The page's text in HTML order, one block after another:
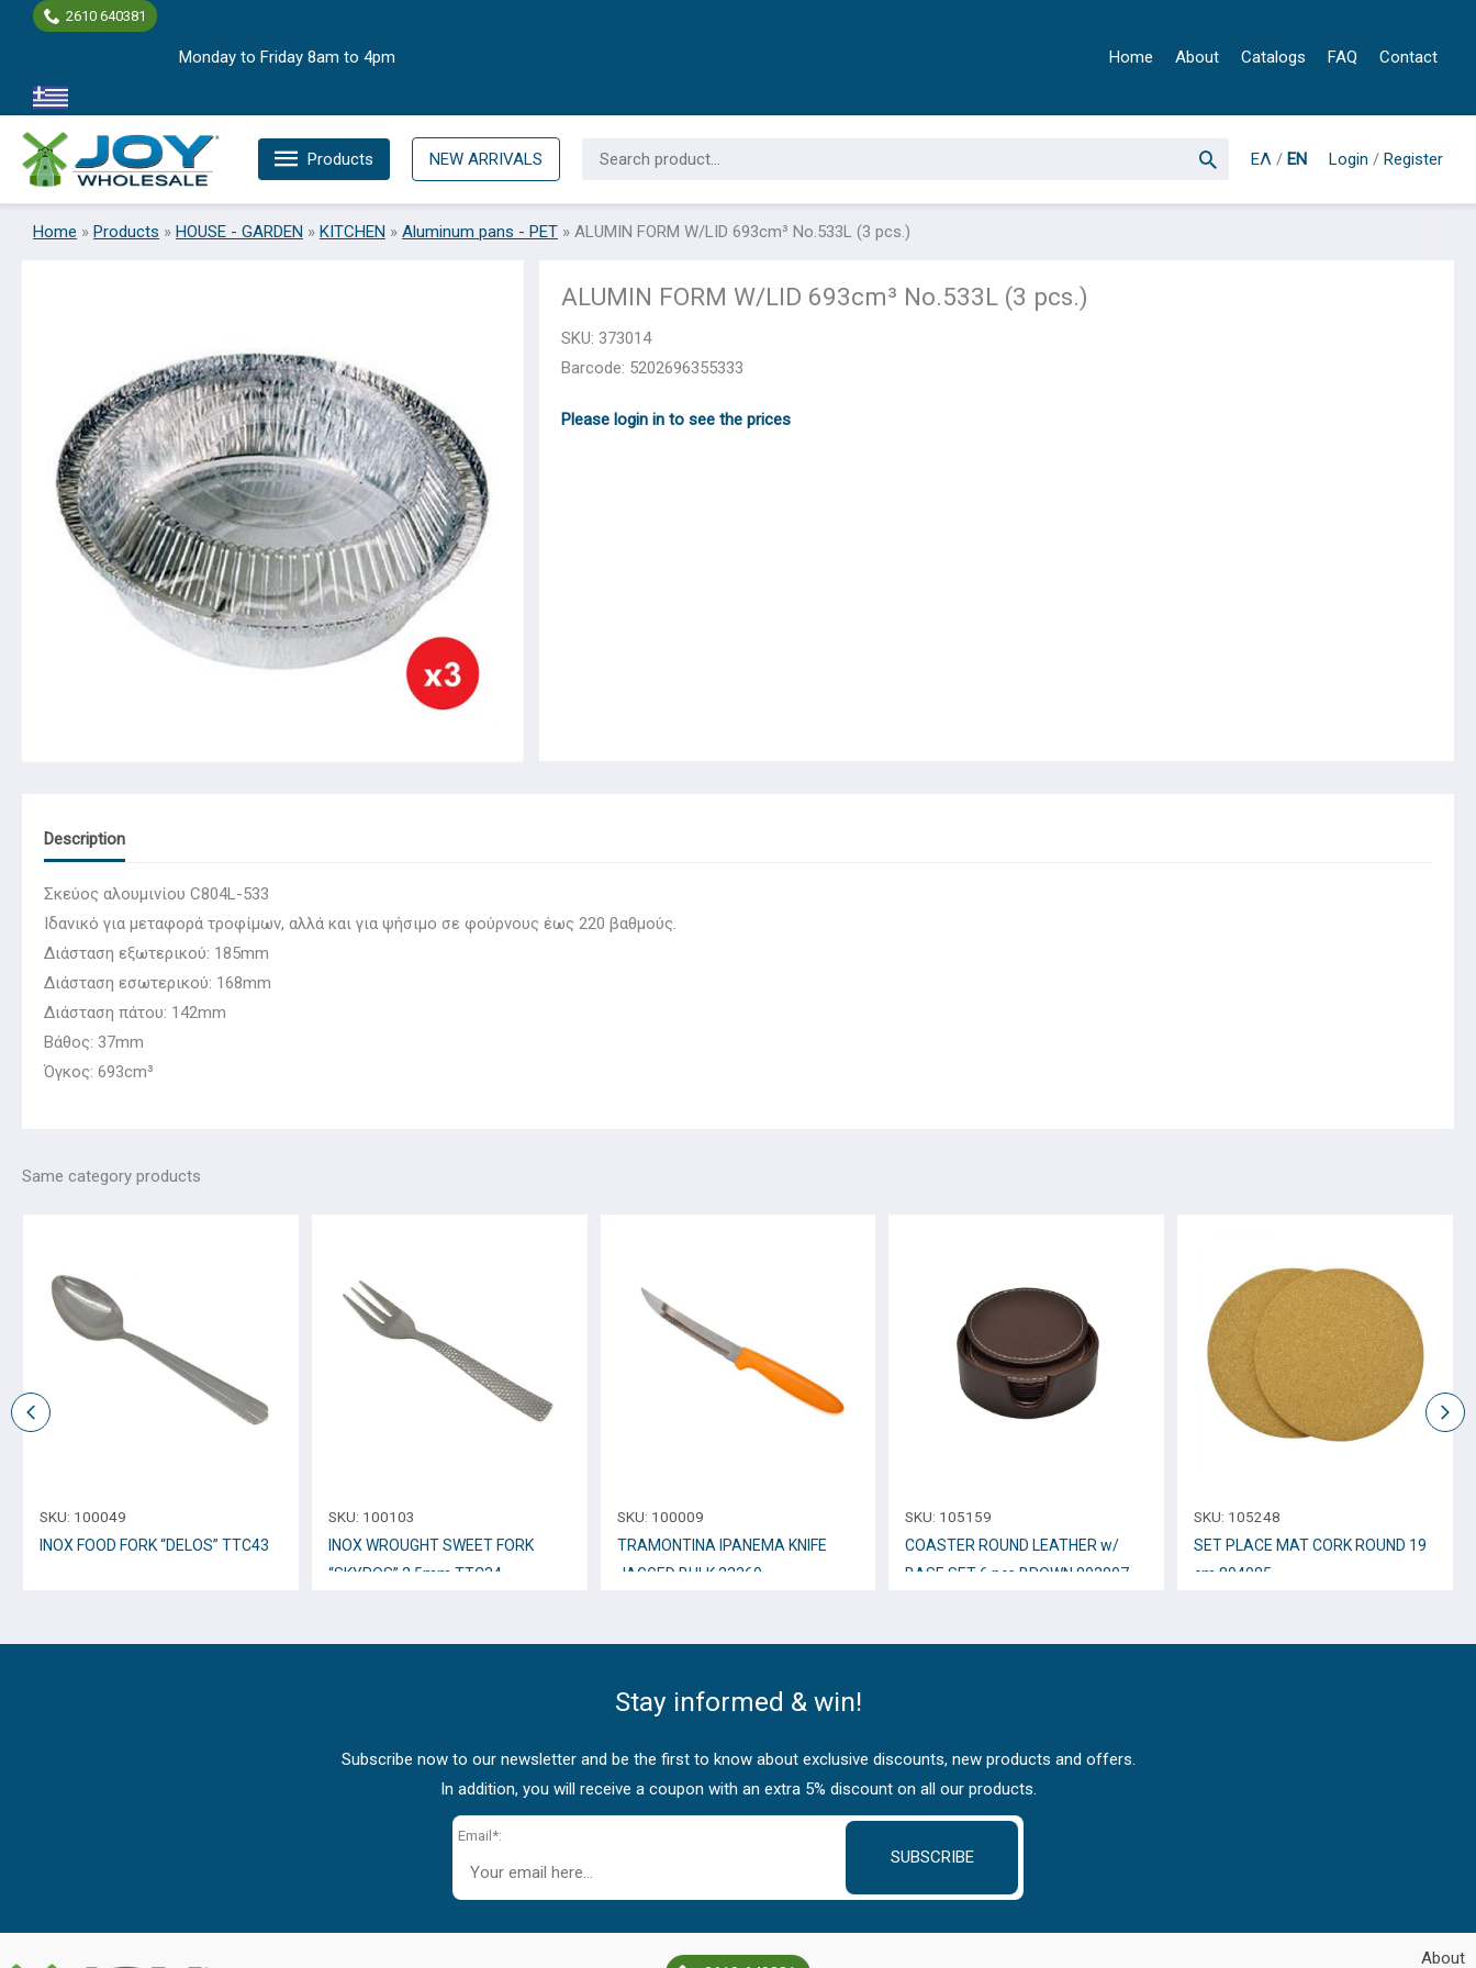
2610 640381
Monday to Friday 8am to 4pm Home About Catalogs FAQ Contact
Products NEW ARRIVALS
for:
ΕΛ / EN Login / Register
Home » Products » HOUSE - GARDEN » KITCHEN » Aluminum pans - PET » ALUMIN FORM W/LID 693cm³ No.533L (3 pcs.)
ALUMIN FORM W/LID 693cm³ No.533L (3 pcs.)
SKU:373014
Barcode: 5202696355333
Please login in to see the prices
Description
Σκεύος αλουμινίου C804L-533
Ιδανικό για μεταφορά τροφίμων, αλλά και για ψήσιμο σε φούρνους έως 220 βαθμούς.
Διάσταση εξωτερικού: 185mm
Διάσταση εσωτερικού: 168mm
Διάσταση πάτου: 142mm
Βάθος: 37mm
Όγκος: 693cm³
Same category products
SKU: 100049
INOX FOOD FORK “DELOS” TTC43
SKU: 100103
INOX WROUGHT SWEET FORK
“SKYROS” 2,5mm TTC34
SKU: 100009
TRAMONTINA IPANEMA KNIFE
JAGGED BULK 23360
SKU: 105159
COASTER ROUND LEATHER w/
BASE SET 6 pcs BROWN 802807
SKU: 105248
SET PLACE MAT CORK ROUND 19
cm 804085
Stay informed & win!
Subscribe now to our newsletter and be the first to know about exclusive discounts, new products and offers.
In addition, you will receive a coupon with an extra 5% discount on all our products.
Email*:
SUBSCRIBE
About